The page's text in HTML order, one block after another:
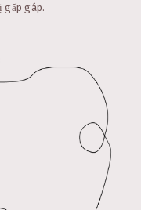
gấp gáp.